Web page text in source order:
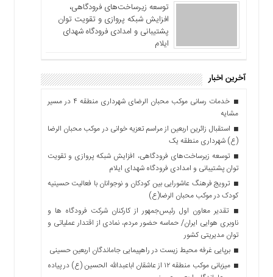
توسعه زیرساخت‌های فرودگاهی،
افزایش شبکه پروازی و تقویت توان
پشتیبانی و امدادی فرودگاه شهدای
ایلام
آخرین اخبار
خدمات رسانی موکب محبان الرضای شهرداری منطقه ۴ در مسیر
مشایه
استقبال زائرین اربعین از مراسم تعزیه خوانی در موکب محبان الرضا
(ع) شهرداری منطقه یک
توسعه زیرساخت‌های فرودگاهی، افزایش شبکه پروازی و تقویت
توان پشتیبانی و امدادی فرودگاه شهدای ایلام
ترویج فرهنگ عاشورایی بین کودکان و نوجوانان با فعالیت حسینیه
کودک در موکب محبان الرضا(ع)
تقدیر معاون اول رئیس‌جمهور از کارکنان شرکت فرودگاه ها و
ناوبری هوایی ایران/ حماسه حضور مردم، نمادی از اقتدار عملیاتی و
توان مدیریتی کشور
برپایی غرفه محیط زیست در راهپیمایی جاماندگان اربعین حسینی
میزبانی موکب منطقه ۱۲ از عاشقان اباعبدالله الحسین (ع) در پیاده